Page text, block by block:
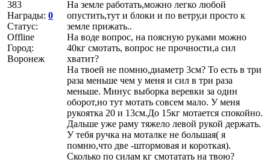
383
Награды: 0
Статус:
Offline
Город:
Воронеж
На земле работать,можно легко любой
опустить,тут и блоки и по ветру,и просто к
земле прижать..
На воде вопрос, на поясную руками можно
40кг смотать, вопрос не прочности,а сил
хватит?
На твоей не помню,диаметр 3см? То есть в три
раза меньше чем у меня и сил в три раза
меньше. Минус выборка веревки за один
оборот,но тут мотать совсем мало. У меня
рукоятка 20 и 13см.До 15кг мотается спокойно.
Дальше уже раму тяжело левой рукой держать.
У тебя ручка на моталке не большая( я
помню,что две -штормовая и короткая).
Сколько по силам кг смотатать на твою?